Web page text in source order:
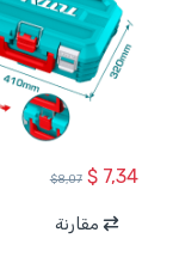
$7,34
$8,07
مقارنة